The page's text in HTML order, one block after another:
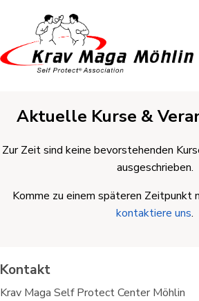
Aktuelle Kurse &
Zur Zeit sind keine bevorstehenden
ausgeschrieben.
Komme zu einem späteren Zeitpunkt
kontaktiere uns.
Kontakt
Krav Maga Self Protect Center Möhlin